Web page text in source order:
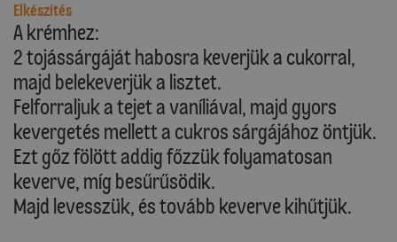
Elkészítés
A krémhez:
2 tojássárgáját habosra keverjük a cukorral,
majd belekeverjük a lisztet.
Felforraljuk a tejet a vaníliával, majd gyors
kevergetés mellett a cukros sárgájához öntjük.
Ezt gőz fölött addig főzzük folyamatosan
keverve, míg besűrűsödik.
Majd levesszük, és tovább keverve kihűtjük.